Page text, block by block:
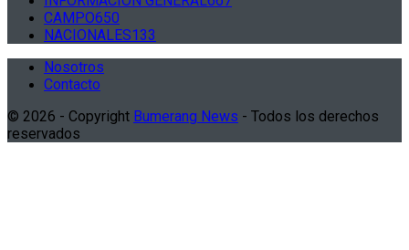
CAMPO650
NACIONALES133
Nosotros
Contacto
© 2026 - Copyright Bumerang News - Todos los derechos
reservados